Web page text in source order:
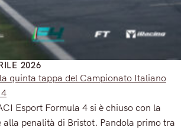
2026
quinta tappa del Campionato Italiano
Esport Formula 4 si è chiuso con la
penalità di Bristot. Pandola primo tra